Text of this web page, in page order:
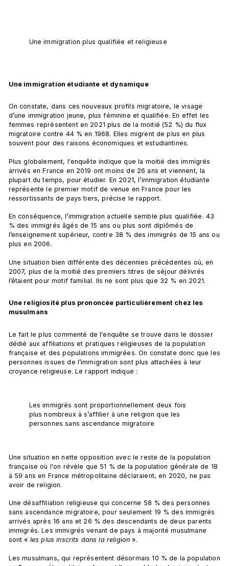
Une immigration plus qualifiée et religieuse
Une immigration étudiante et dynamique
On constate, dans ces nouveaux profils migratoire, le visage
d’une immigration jeune, plus féminine et qualifiée. En effet les
femmes représentent en 2021 plus de la moitié (52 %) du flux
migratoire contre 44 % en 1968. Elles migrent de plus en plus
souvent pour des raisons économiques et estudiantines.
Plus globalement, l'enquête indique que la moitié des immigrés
arrivés en France en 2019 ont moins de 26 ans et viennent, la
plupart du temps, pour étudier. En 2021, l’immigration étudiante
représente le premier motif de venue en France pour les
ressortissants de pays tiers, précise le rapport.
En conséquence, l’immigration actuelle semble plus qualifiée. 43
% des immigrés âgés de 15 ans ou plus sont diplômés de
l’enseignement supérieur, contre 38 % des immigrés de 15 ans ou
plus en 2006.
Une situation bien différente des décennies précédentes où, en
2007, plus de la moitié des premiers titres de séjour délivrés
l’étaient pour motif familial. Ils ne sont plus que 32 % en 2021.
Une religiosité plus prononcée particulièrement chez les
musulmans
Le fait le plus commenté de l'enquête se trouve dans le dossier
dédié aux affiliations et pratiques religieuses de la population
française et des populations immigrées. On constate donc que les
personnes issues de l’immigration sont plus attachées à leur
croyance religieuse. Le rapport indique :
Les immigrés sont proportionnellement deux fois
plus nombreux à s’affilier à une religion que les
personnes sans ascendance migratoire
Une situation en nette opposition avec le reste de la population
française où l'on révèle que 51 % de la population générale de 18
à 59 ans en France métropolitaine déclaraient, en 2020, ne pas
avoir de religion.
Une désaffiliation religieuse qui concerne 58 % des personnes
sans ascendance migratoire, pour seulement 19 % des immigrés
arrivés après 16 ans et 26 % des descendants de deux parents
immigrés. Les immigrés venant de pays à majorité musulmane
sont « les plus inscrits dans la religion ».
Les musulmans, qui représentent désormais 10 % de la population